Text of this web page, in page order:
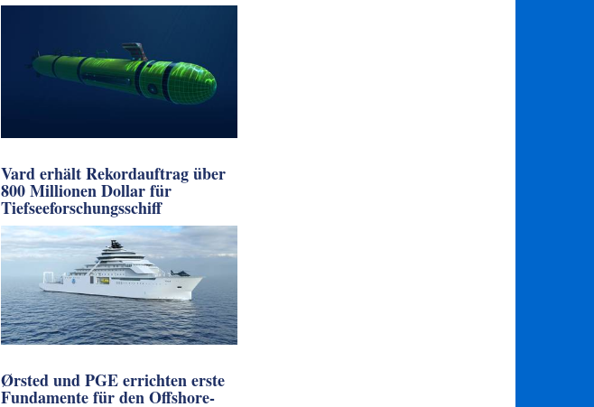
Vard erhält Rekordauftrag über
800 Millionen Dollar für
Tiefseeforschungsschiff
Ørsted und PGE errichten erste
Fundamente für den Offshore-